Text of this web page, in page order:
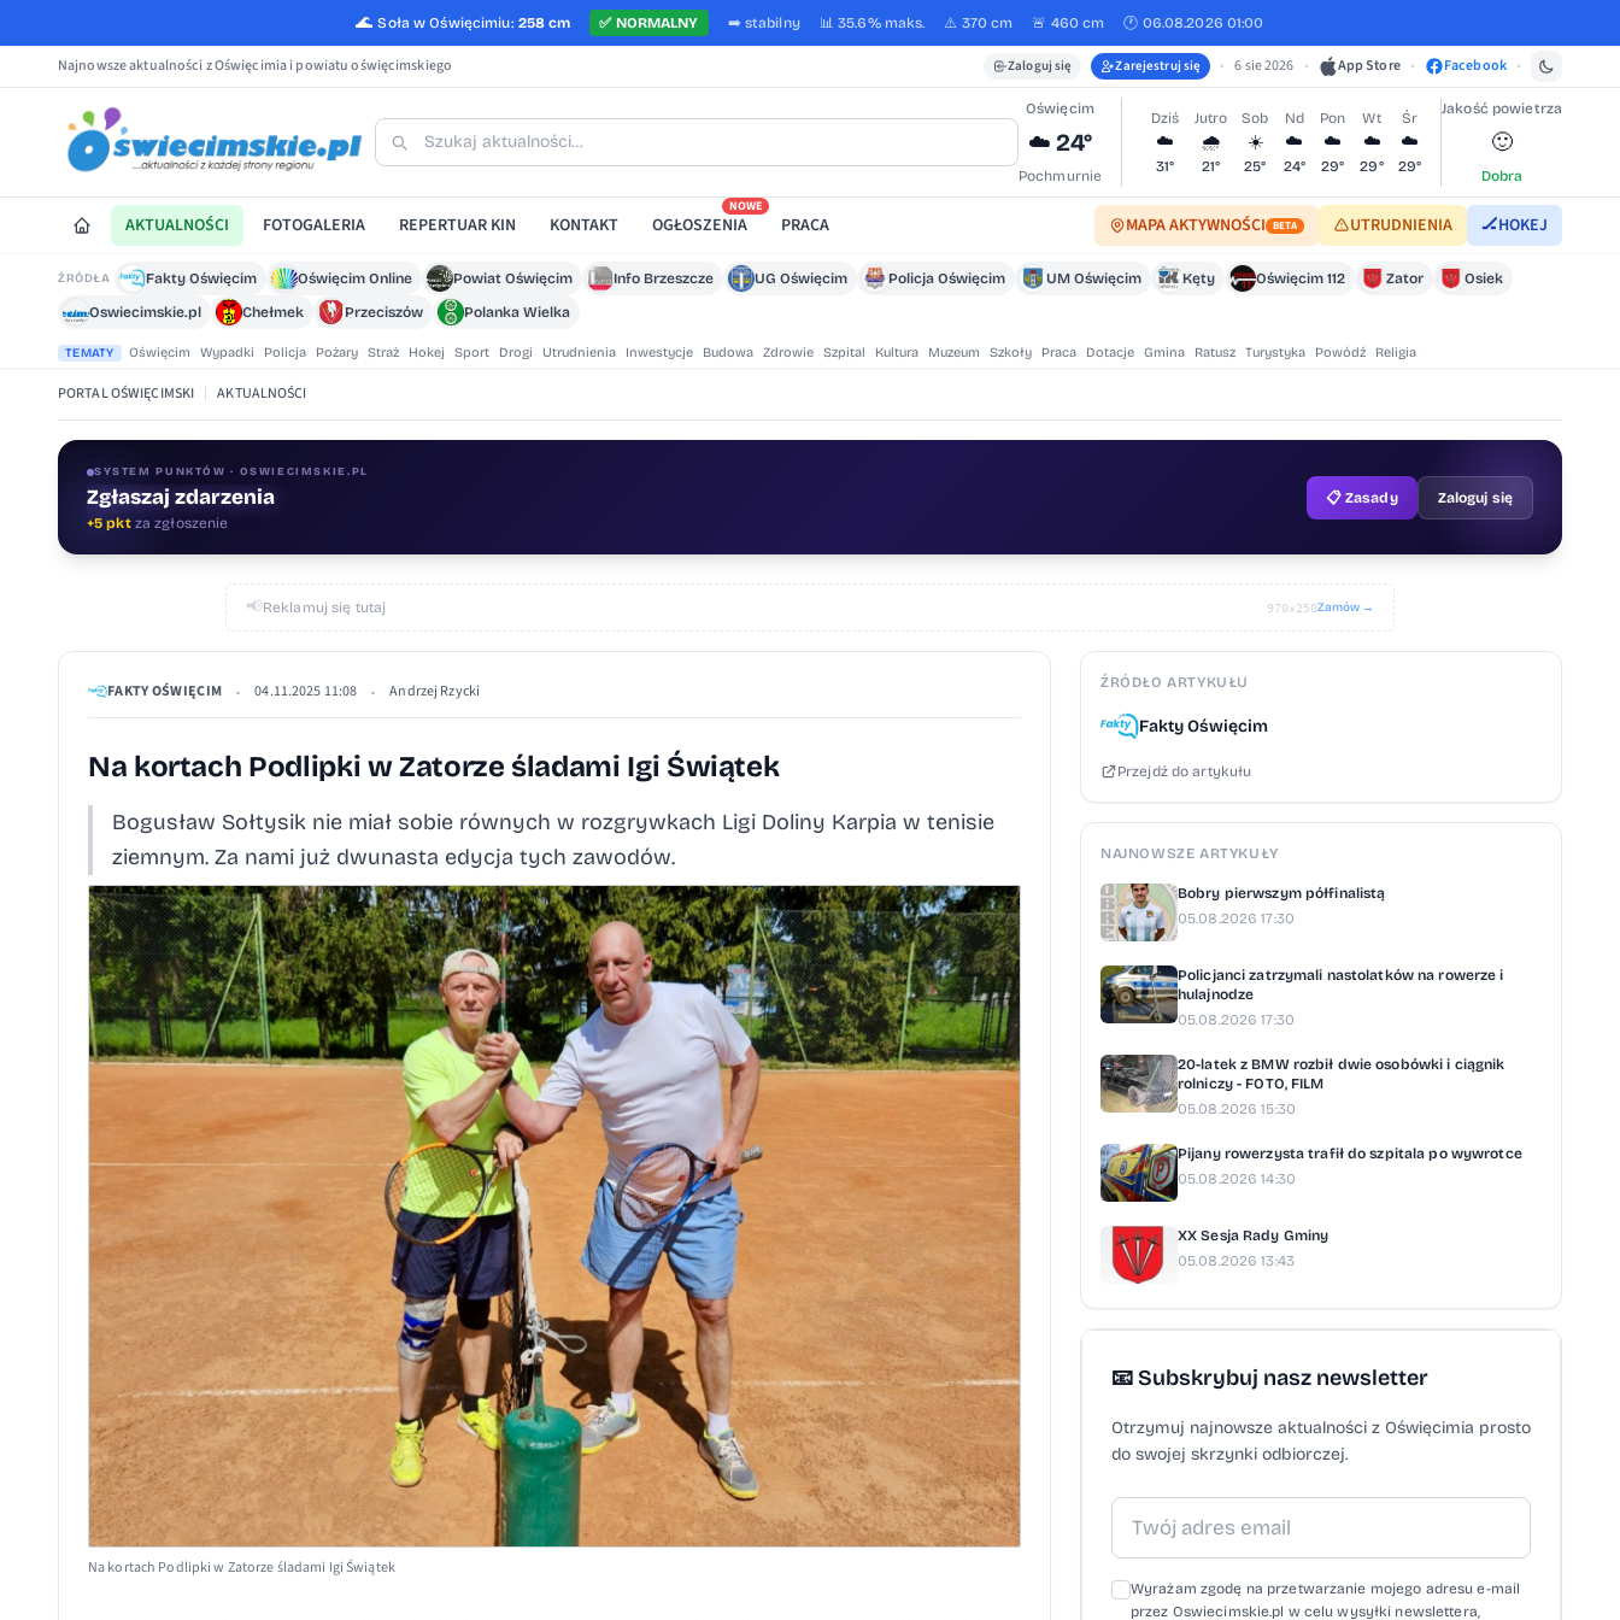
🌊 Soła w Oświęcimiu: 258 cm ✅ NORMALNY ➡️ stabilny 📊 35.6% maks. ⚠️ 370 cm 🚨 460 cm 🕐 06.08.2026 01:00
Najnowsze aktualności z Oświęcimia i powiatu oświęcimskiego Zaloguj się Zarejestruj się • 6 sie 2026 • App Store • Facebook •
Oświęcim
☁️ 24°
Pochmurnie
Dziś
☁️
31°
Jutro
🌧️
21°
Sob
☀️
25°
Nd
☁️
24°
Pon
☁️
29°
Wt
☁️
29°
Śr
☁️
29°
Jakość powietrza
🙂
Dobra
AKTUALNOŚCI FOTOGALERIA REPERTUAR KIN KONTAKT OGŁOSZENIA
NOWE
PRACA MAPA AKTYWNOŚCI BETA UTRUDNIENIA 🏒HOKEJ
ŹRÓDŁA Fakty Oświęcim Oświęcim Online Powiat Oświęcim Info Brzeszcze UG Oświęcim Policja Oświęcim UM Oświęcim Kęty Oświęcim 112 Zator
Osiek
Oswiecimskie.pl
Chełmek Przeciszów Polanka Wielka
TEMATY Oświęcim Wypadki Policja Pożary Straż Hokej Sport Drogi Utrudnienia Inwestycje Budowa Zdrowie Szpital Kultura Muzeum Szkoły Praca Dotacje Gmina Ratusz Turystyka Powódź Religia
PORTAL OŚWIĘCIMSKI | AKTUALNOŚCI
SYSTEM PUNKTÓW · OSWIECIMSKIE.PL
Oceniaj treści
+1 pktza ocenę
📋 Zasady Zaloguj się
📢Reklamuj się tutaj 970×250Zamów →
FAKTY OŚWIĘCIM • 04.11.2025 11:08 • Andrzej Rzycki
Na kortach Podlipki w Zatorze śladami Igi Świątek
Bogusław Sołtysik nie miał sobie równych w rozgrywkach Ligi Doliny Karpia w tenisie
ziemnym. Za nami już dwunasta edycja tych zawodów.
Na kortach Podlipki w Zatorze śladami Igi Świątek
ŹRÓDŁO ARTYKUŁU
Fakty Oświęcim
Przejdź do artykułu
NAJNOWSZE ARTYKUŁY
Bobry pierwszym półfinalistą
05.08.2026 17:30
Policjanci zatrzymali nastolatków na rowerze i
hulajnodze
05.08.2026 17:30
20-latek z BMW rozbił dwie osobówki i ciągnik
rolniczy - FOTO, FILM
05.08.2026 15:30
Pijany rowerzysta trafił do szpitala po wywrotce
05.08.2026 14:30
XX Sesja Rady Gminy
05.08.2026 13:43
📧 Subskrybuj nasz newsletter
Otrzymuj najnowsze aktualności z Oświęcimia prosto
do swojej skrzynki odbiorczej.
Wyrażam zgodę na przetwarzanie mojego adresu e-mail
przez Oswiecimskie.pl w celu wysyłki newslettera,